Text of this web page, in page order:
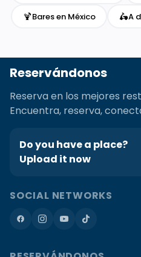
🍹Bares en México 🛵A
Reservándonos
Reserva en los mejores
Encuentra, reserva,
Do you have a place?
Upload it now
SOCIAL NETWORKS